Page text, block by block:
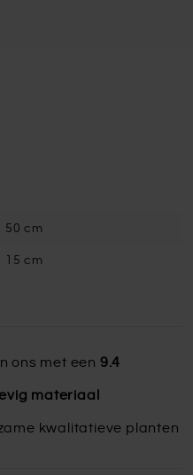
50 cm
15 cm
ons met een 9.4
materiaal
kwalitatieve planten